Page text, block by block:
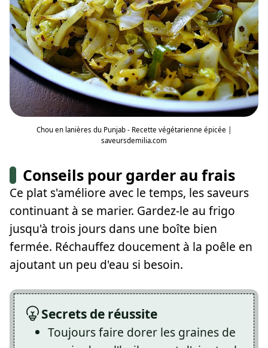
Chou en lanières du Punjab - Recette végétarienne épicée |
saveursdemilia.com
Conseils pour garder au frais
Ce plat s'améliore avec le temps, les saveurs
continuant à se marier. Gardez-le au frigo
jusqu'à trois jours dans une boîte bien
fermée. Réchauffez doucement à la poêle en
ajoutant un peu d'eau si besoin.
Secrets de réussite
Toujours faire dorer les graines de